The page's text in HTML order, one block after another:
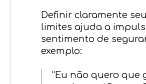
Definir claramente
limites ajuda a
sentimento de
exemplo:
“Eu não quero que